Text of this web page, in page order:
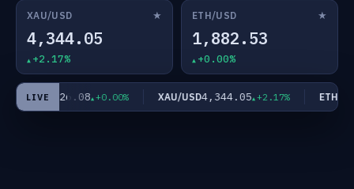
XAU/USD ★
4,344.05
+2.17%
ETH/USD ★
1,882.53
+0.00%
LIVE
64,226.08 +0.00% XAU/USD4,344.05 +2.17% ETH/USD